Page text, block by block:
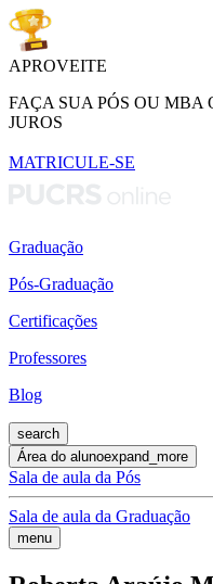
APROVEITE
FAÇA SUA PÓS OU MBA
JUROS
MATRICULE-SE
Graduação
Pós-Graduação
Certificações
Professores
Blog
search
Área do alunoexpand_more
Sala de aula da Pós
Sala de aula da Graduação
menu